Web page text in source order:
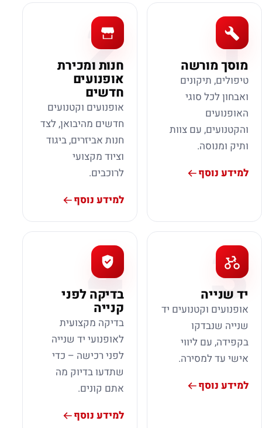
1
מוסך מורשה
טיפולים, תיקונים
ואבחון לכל סוגי
האופנועים
והקטנועים, עם צוות
ותיק ומנוסה.
למידע נוסף
2
חנות ומכירת
אופנועים
חדשים
אופנועים וקטנועים
חדשים מהיבואן, לצד
חנות אביזרים, ביגוד
וציוד מקצועי
לרוכבים.
למידע נוסף
3
יד שנייה
אופנועים וקטנועים יד
שנייה שנבדקו
בקפידה, עם ליווי
אישי עד למסירה.
למידע נוסף
4
בדיקה לפני
קנייה
בדיקה מקצועית
לאופנועי יד שנייה
לפני רכישה – כדי
שתדעו בדיוק מה
אתם קונים.
למידע נוסף